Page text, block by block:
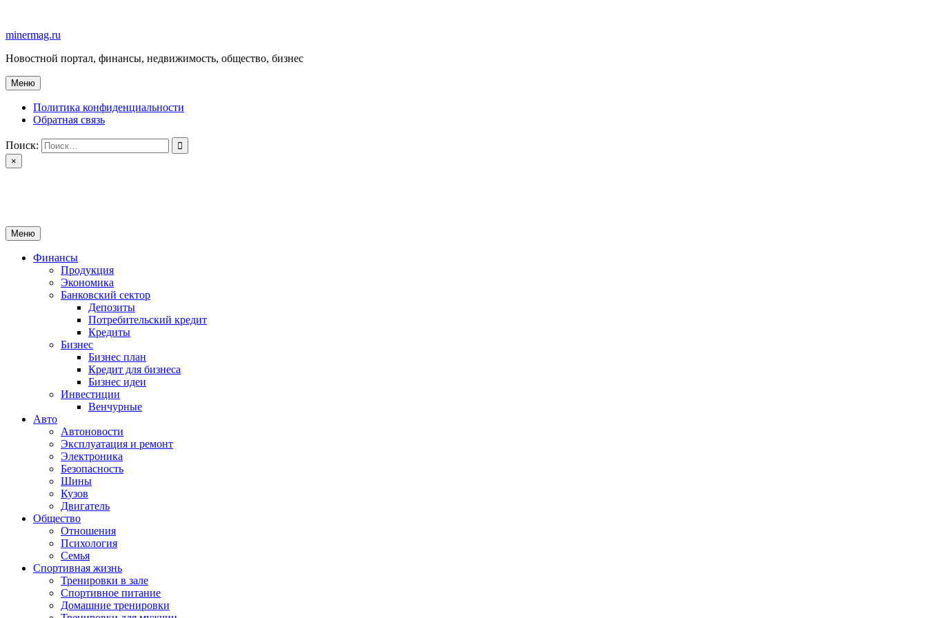
содержимому
minermag.ru
Новостной портал, финансы, недвижимость, общество, бизнес
Меню
Политика конфиденциальности
Обратная связь
Поиск:
×
Меню
Финансы
Продукция
Экономика
Банковский сектор
Депозиты
Потребительский кредит
Кредиты
Бизнес
Бизнес план
Кредит для бизнеса
Бизнес идеи
Инвестиции
Венчурные
Авто
Автоновости
Эксплуатация и ремонт
Электроника
Безопасность
Шины
Кузов
Двигатель
Общество
Отношения
Психология
Семья
Спортивная жизнь
Тренировки в зале
Спортивное питание
Домашние тренировки